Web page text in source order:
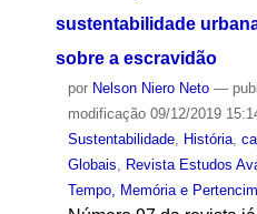
sustentabilidade
sobre a escravidão
por Nelson Niero Neto —
modificação09/12/2019
Sustentabilidade, História,
Globais
Revista Estudos
Tempo, Memória e